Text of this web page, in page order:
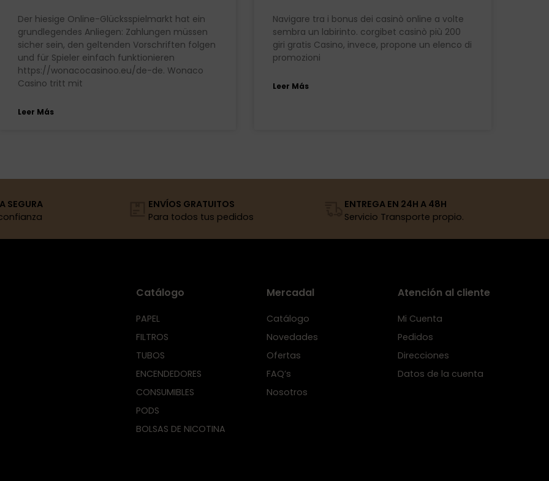
Der hiesige Online-Glücksspielmarkt hat ein
grundlegendes Anliegen: Zahlungen müssen
sicher sein, den geltenden Vorschriften folgen
und für Spieler einfach funktionieren
https://wonacocasinoo.eu/de-de. Wonaco
Casino tritt mit
Leer Más
Navigare tra i bonus dei casinò online a volte
sembra un labirinto. corgibet casinò più 200
giri gratis Casino, invece, propone un elenco di
promozioni
Leer Más
SEGURA
ENVÍOS GRATUITOS
Para todos tus pedidos
ENTREGA EN 24H A 48H
Servicio Transporte propio.
Catálogo
PAPEL
FILTROS
TUBOS
ENCENDEDORES
CONSUMIBLES
PODS
BOLSAS DE NICOTINA
Mercadal
Catálogo
Novedades
Ofertas
FAQ’s
Nosotros
Atención al cliente
Mi Cuenta
Pedidos
Direcciones
Datos de la cuenta